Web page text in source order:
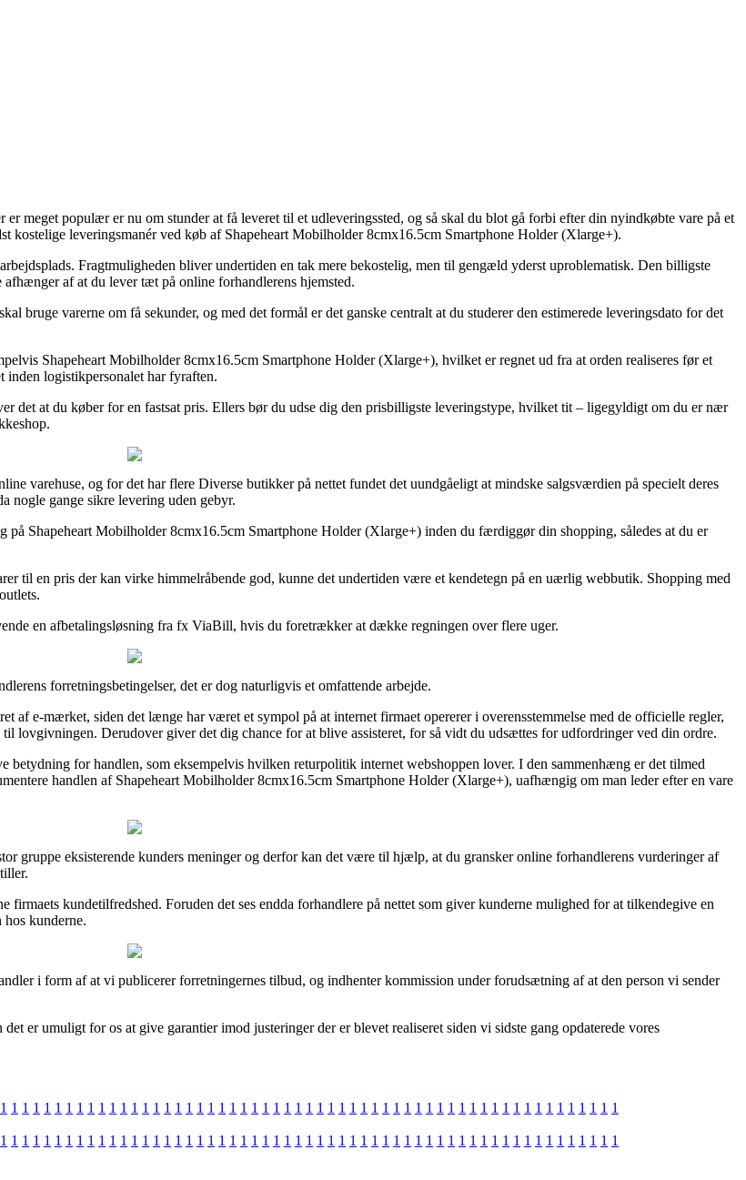
meget populær er nu om stunder at få leveret til et udleveringssted, og så skal du blot gå forbi efter din nyindkøbte vare på et
kostelige leveringsmanér ved køb af Shapeheart Mobilholder 8cmx16.5cm Smartphone Holder (Xlarge+).
Fragtmuligheden bliver undertiden en tak mere bekostelig, men til gengæld yderst uproblematisk. Den billigste
af at du lever tæt på online forhandlerens hjemsted.
bruge varerne om få sekunder, og med det formål er det ganske centralt at du studerer den estimerede leveringsdato for det
Shapeheart Mobilholder 8cmx16.5cm Smartphone Holder (Xlarge+), hvilket er regnet ud fra at orden realiseres før et
inden logistikpersonalet har fyraften.
det at du køber for en fastsat pris. Ellers bør du udse dig den prisbilligste leveringstype, hvilket tit – ligegyldigt om du er nær
varehuse, og for det har flere Diverse butikker på nettet fundet det uundgåeligt at mindske salgsværdien på specielt deres
nogle gange sikre levering uden gebyr.
Shapeheart Mobilholder 8cmx16.5cm Smartphone Holder (Xlarge+) inden du færdiggør din shopping, således at du er
til en pris der kan virke himmelråbende god, kunne det undertiden være et kendetegn på en uærlig webbutik. Shopping med
en afbetalingsløsning fra fx ViaBill, hvis du foretrækker at dække regningen over flere uger.
forretningsbetingelser, det er dog naturligvis et omfattende arbejde.
af e-mærket, siden det længe har været et sympol på at internet firmaet opererer i overensstemmelse med de officielle regler,
lovgivningen. Derudover giver det dig chance for at blive assisteret, for så vidt du udsættes for udfordringer ved din ordre.
for handlen, som eksempelvis hvilken returpolitik internet webshoppen lover. I den sammenhæng er det tilmed
handlen af Shapeheart Mobilholder 8cmx16.5cm Smartphone Holder (Xlarge+), uafhængig om man leder efter en vare
gruppe eksisterende kunders meninger og derfor kan det være til hjælp, at du gransker online forhandlerens vurderinger af
kundetilfredshed. Foruden det ses endda forhandlere på nettet som giver kunderne mulighed for at tilkendegive en
kunderne.
i form af at vi publicerer forretningernes tilbud, og indhenter kommission under forudsætning af at den person vi sender
er umuligt for os at give garantier imod justeringer der er blevet realiseret siden vi sidste gang opdaterede vores
1 1 1 1 1 1 1 1 1 1 1 1 1 1 1 1 1 1 1 1 1 1 1 1 1 1 1 1 1 1 1 1 1 1 1 1 1 1 1 1 1 1 1 1 1 1 1 1 1 1 1 1 1 1 1 1 1
1 1 1 1 1 1 1 1 1 1 1 1 1 1 1 1 1 1 1 1 1 1 1 1 1 1 1 1 1 1 1 1 1 1 1 1 1 1 1 1 1 1 1 1 1 1 1 1 1 1 1 1 1 1 1 1 1